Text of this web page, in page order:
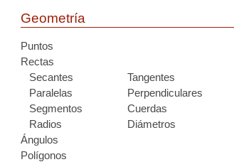
Geometría
Puntos
Rectas
Secantes
Tangentes
Paralelas
Perpendiculares
Segmentos
Cuerdas
Radios
Diámetros
Ángulos
Polígonos